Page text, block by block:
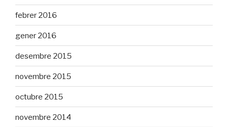
febrer 2016
gener 2016
desembre 2015
novembre 2015
octubre 2015
novembre 2014